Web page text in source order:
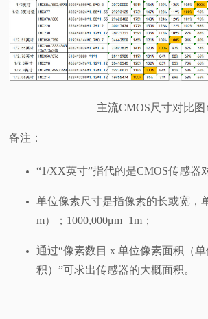
主流CMOS尺寸对比图
备注：
“1/XX英寸”指代的是CMOS传感器
单位像素尺寸是指像素的长或宽，
m）；1000,000μm=1m；
通过“像素数目 x 单位像素面积（
积）”可求出传感器的大概面积。